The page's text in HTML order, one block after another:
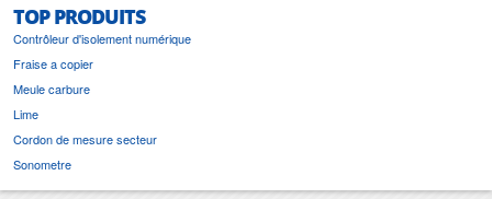
TOP PRODUITS
Contrôleur d'isolement numérique
Fraise a copier
Meule carbure
Lime
Cordon de mesure secteur
Sonometre